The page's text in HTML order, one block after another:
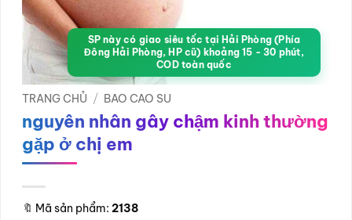
SP này có giao siêu tốc tại Hải Phòng (Phía
Đông Hải Phòng, HP cũ) khoảng 15 - 30 phút,
COD toàn quốc
TRANG CHỦ / BAO CAO SU
nguyên nhân gây chậm kinh thường
gặp ở chị em
🔖 Mã sản phẩm: 2138